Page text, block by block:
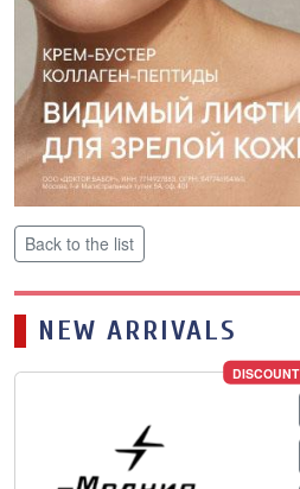
Back to the list
NEW ARRIVALS
DISCOUNT